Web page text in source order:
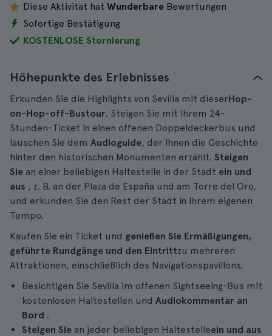
Diese Aktivität hat Wunderbare Bewertungen
Sofortige Bestätigung
KOSTENLOSE Stornierung
Höhepunkte des Erlebnisses
Erkunden Sie die Highlights von Sevilla mit dieserHop-
on-Hop-off-Bustour. Steigen Sie mit Ihrem 24-
Stunden-Ticket in einen offenen Doppeldeckerbus und
lauschen Sie dem Audioguide, der Ihnen die Geschichte
hinter den historischen Monumenten erzählt. Steigen
Sie an einer beliebigen Haltestelle in der Stadt ein und
aus , z. B. an der Plaza de España und am Torre del Oro,
und erkunden Sie den Rest der Stadt in Ihrem eigenen
Tempo.
Kaufen Sie ein Ticket und genießen Sie Ermäßigungen,
geführte Rundgänge und den Eintrittzu mehreren
Attraktionen, einschließlich des Navigationspavillons.
Besichtigen Sie Sevilla im offenen Sightseeing-Bus mit
kostenlosen Haltestellen und Audiokommentar an
Bord .
Steigen Sie an jeder beliebigen Haltestelleein und aus